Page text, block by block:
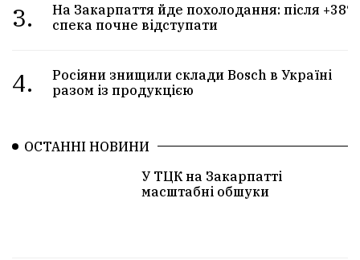
3.
На Закарпаття йде похолодання: після +38°
спека почне відступати
4.
Росіяни знищили склади Bosch в Україні
разом із продукцією
ОСТАННІ НОВИНИ
У ТЦК на Закарпатті
масштабні обшуки